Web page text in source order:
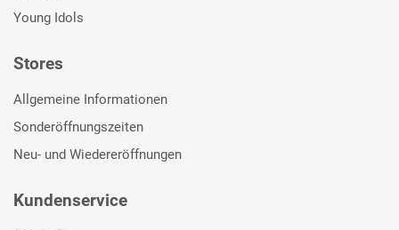
Young Idols
Stores
Allgemeine Informationen
Sonderöffnungszeiten
Neu- und Wiedereröffnungen
Kundenservice